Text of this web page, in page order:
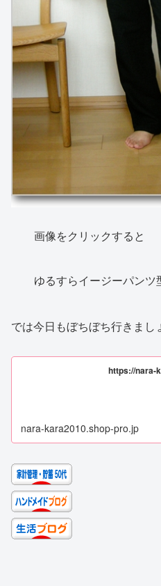
画像をクリックすると
ゆるすらイージーパンツ
では今日もぼちぼち行きまし
https://nara-
nara-kara2010.shop-pro.jp